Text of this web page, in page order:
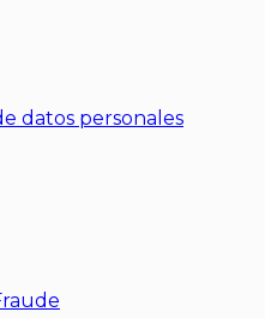
datos personales